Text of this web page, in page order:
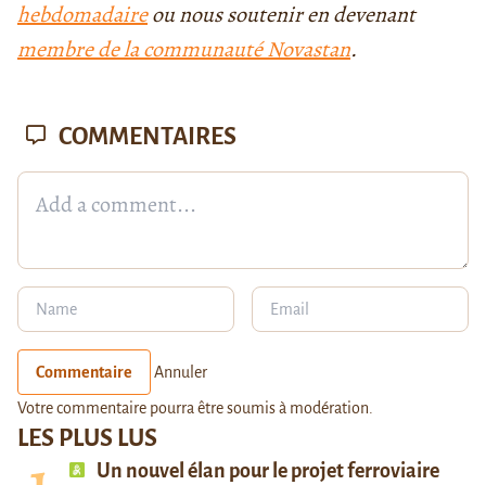
hebdomadaireou nous soutenir en devenant
membre de la communauté Novastan.
LES PLUS LUS
Un nouvel élan pour le projet ferroviaire
COMMENTAIRES
Commentaire Annuler
Votre commentaire pourra être soumis à modération.